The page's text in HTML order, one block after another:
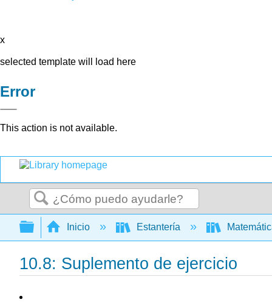
x
selected template will load here
Error
This action is not available.
Buscar
Expandir/contraer jerarquía global
Inicio Estantería
10.8: Suplemento de ejercicio